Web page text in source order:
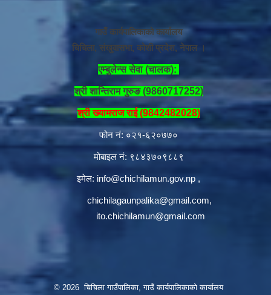
गाउँ कार्यपालिकाको कार्यालय
चिचिला, संखुवासभा, कोशी प्रदेश, नेपाल ।
एम्बुलेन्स सेवा (चालक):
श्री शान्तिराम गुरुङ (9860717252)
श्री ख्यामराज राई (9842482028)
फोन नं: ०२१-६२०७७०
मोबाइल नं: ९८४३७०९८८९
इमेल: info@chichilamun.gov.np ,
chichilagaunpalika@gmail.com,
ito.chichilamun@gmail.com
© 2026 चिचिला गाउँपालिका, गाउँ कार्यपालिकाको कार्यालय